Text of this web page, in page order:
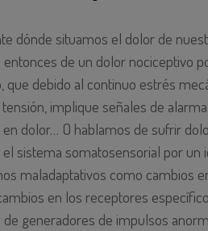
dónde situamos el dolor de
entonces de un dolor nociceptivo
que debido al continuo estrés
implique señales de
dolor… O hablamos de sufrir
sistema somatosensorial por un
maladaptativos como cambios
en los receptores
generadores de impulsos